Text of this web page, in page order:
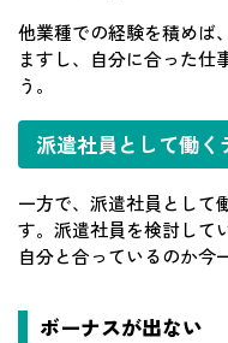
他業種での経験を積めば
ますし、自分に合った仕
う。
派遣社員として働く
一方で、派遣社員として
す。派遣社員を検討して
自分と合っているのか今
ボーナスが出ない